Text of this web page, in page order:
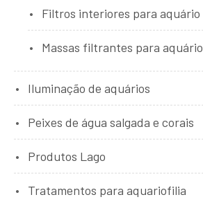
Filtros interiores para aquário
Massas filtrantes para aquário
Iluminação de aquários
Peixes de água salgada e corais
Produtos Lago
Tratamentos para aquariofilia